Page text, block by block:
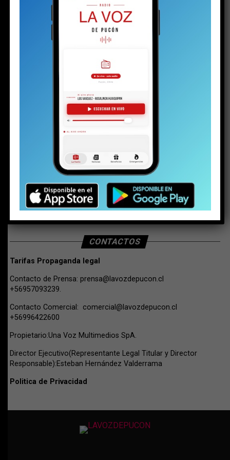
BUSCAR
CONTACTOS
Tarifas Propaganda legal
Contacto de Prensa: prensa@lavozdepucon.cl
+56957093239.
Contacto Comercial: comercial@lavozdepucon.cl
+56996422600
Propietario:Una Voz Multimedios SpA.
Director Ejecutivo(Representante Legal Titular y Director
Responsable):Esteban Hernández Valderrama
Politica de Privacidad